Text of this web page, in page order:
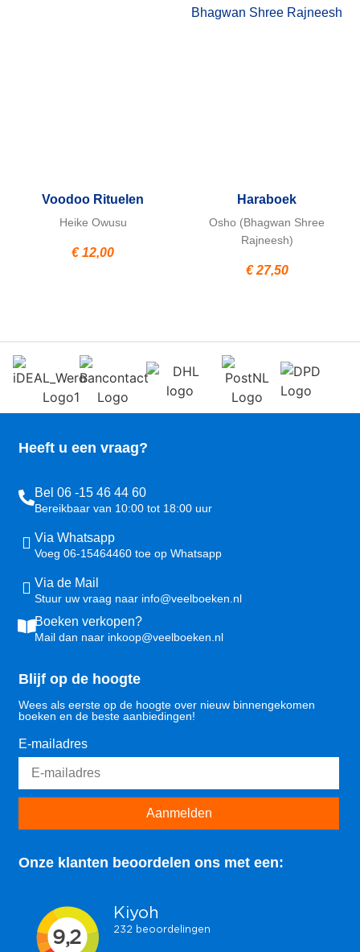
Voodoo Rituelen
Heike Owusu
€12,00
Haraboek
Osho (Bhagwan Shree
Rajneesh)
€27,50
Heeft u een vraag?
Bel 06 -15 46 44 60
Bereikbaar van 10:00 tot 18:00 uur
Via Whatsapp
Voeg 06-15464460 toe op Whatsapp
Via de Mail
Stuur uw vraag naar info@veelboeken.nl
Boeken verkopen?
Mail dan naar inkoop@veelboeken.nl
Blijf op de hoogte
Wees als eerste op de hoogte over nieuw binnengekomen
boeken en de beste aanbiedingen!
E-mailadres
Aanmelden
Onze klanten beoordelen ons met een: